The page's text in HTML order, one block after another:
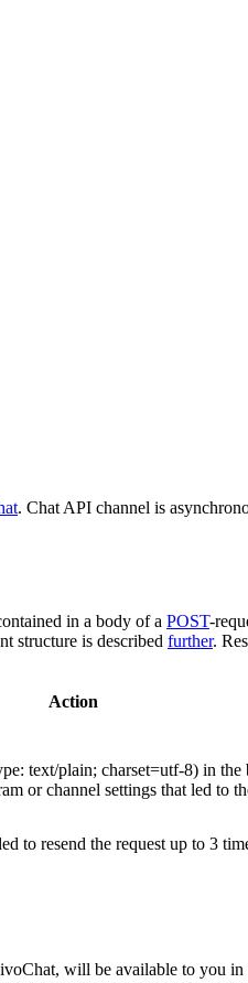
. Chat API channel is
in a body of a POST-
structure is described further.
Action
text/plain; charset=utf-8) in
or channel settings that led to
to resend the request up to 3
will be available to you